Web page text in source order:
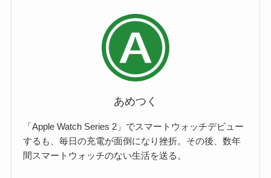
あめつく
「Apple Watch Series 2」でスマートウォッチデビュー
するも、毎日の充電が面倒になり挫折。その後、数年
間スマートウォッチのない生活を送る。